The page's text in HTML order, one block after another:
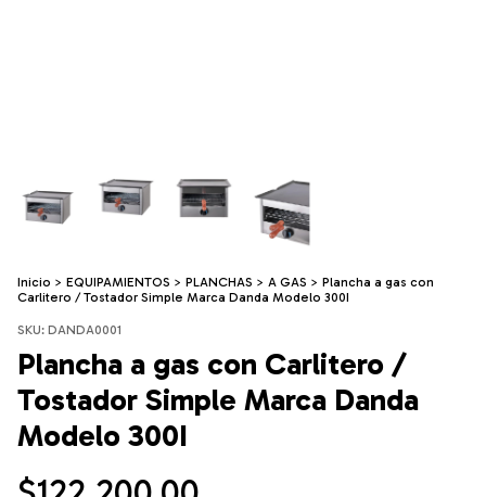
Inicio > EQUIPAMIENTOS > PLANCHAS > A GAS > Plancha a gas con
Carlitero / Tostador Simple Marca Danda Modelo 300I
SKU: DANDA0001
Plancha a gas con Carlitero /
Tostador Simple Marca Danda
Modelo 300I